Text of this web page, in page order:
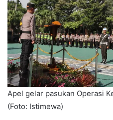
Apel gelar pasukan Operasi
(Foto: Istimewa)